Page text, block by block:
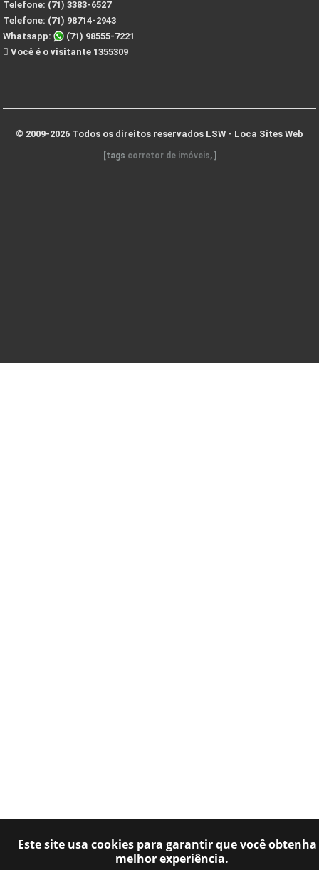
Telefone: (71) 3383-6527
Telefone: (71) 98714-2943
Whatsapp:
(71) 98555-7221
Você é o visitante 1355309
© 2009-2026 Todos os direitos reservados LSW - Loca Sites Web
[tags corretor de imóveis, ]
Este site usa cookies para garantir que você obtenha
melhor experiência.